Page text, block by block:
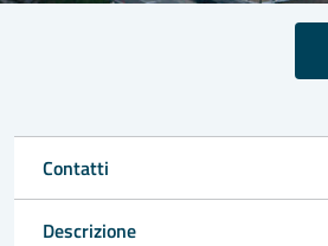
Contatti
Descrizione